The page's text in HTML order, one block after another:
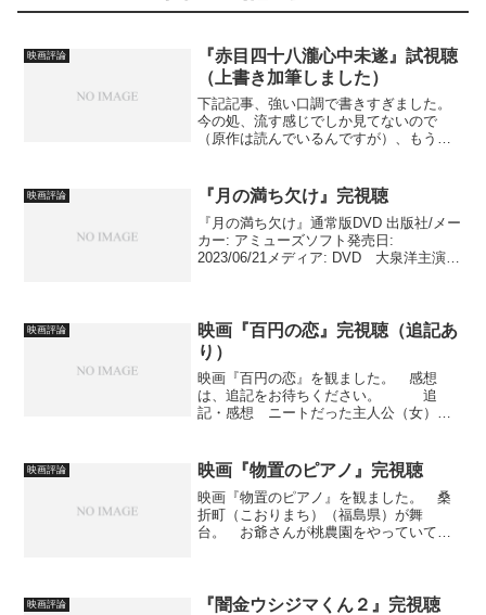
映画評論
『赤目四十八瀧心中未遂』試視聴
（上書き加筆しました）
下記記事、強い口調で書きすぎました。
今の処、流す感じでしか見てないので
（原作は読んでいるんですが）、もう一
お待ち下さい。赤目四十八瀧心中未遂出
版社/メーカー: ネオプレ...
映画評論 『月の満ち欠け』完視聴
『月の満ち欠け』通常版DVD 出版社/メー
カー: アミューズソフト発売日:
2023/06/21メディア: DVD 大泉洋主演、
観て...
映画評論
映画『百円の恋』完視聴（追記あ
り）
映画『百円の恋』を観ました。 感想
は、追記をお待ちください。 追
記・感想 ニートだった主人公（女）
た。 一社目の仕事を早くに辞めてしま
って、ずっと実家でだらだらと過ごす...
映画評論 映画『物置のピアノ』完視聴
映画『物置のピアノ』を観ました。 桑
折町（こおりまち）（福島県）が舞
台。 お爺さんが桃農園をやっていて、
に。 そのことが、三人にとっ...
映画評論 『闇金ウシジマくん２』完視聴